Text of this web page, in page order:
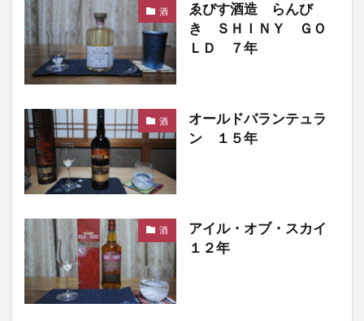
酒
ゑびす酒造 らんび
き ＳＨＩＮＹ ＧＯ
ＬＤ ７年
酒
オールドバランテュラ
ン １５年
酒
アイル・オブ・スカイ
１２年